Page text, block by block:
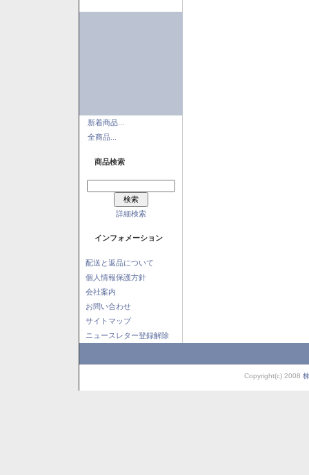
新着商品...
全商品...
商品検索
詳細検索
インフォメーション
配送と返品について
個人情報保護方針
会社案内
お問い合わせ
サイトマップ
ニュースレター登録解除
Copyright(c) 2008